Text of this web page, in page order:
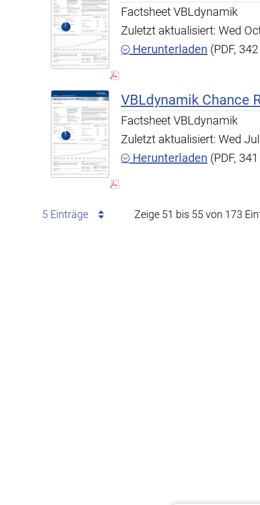
Factsheet VBLdynamik
Zuletzt aktualisiert: Wed
Herunterladen (PDF,
VBLdynamik Chance
Factsheet VBLdynamik
Zuletzt aktualisiert: Wed
Herunterladen (PDF,
5 Einträge Zeige 51 bis 55 von 173